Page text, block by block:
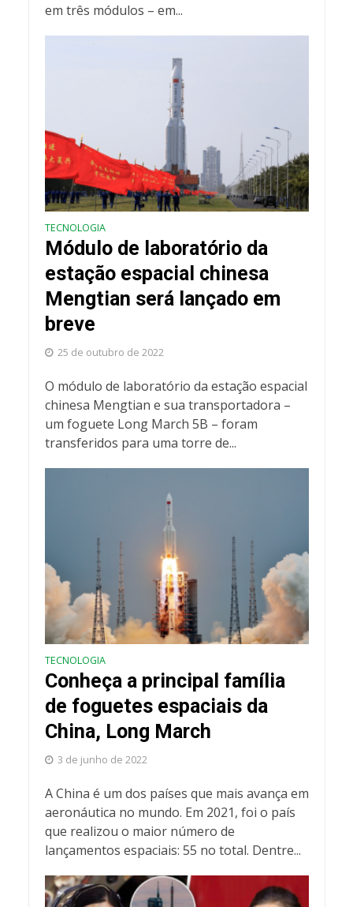
em três módulos – em...
TECNOLOGIA
Módulo de laboratório da
estação espacial chinesa
Mengtian será lançado em
breve
25 de outubro de 2022
O módulo de laboratório da estação espacial
chinesa Mengtian e sua transportadora –
um foguete Long March 5B – foram
transferidos para uma torre de...
TECNOLOGIA
Conheça a principal família
de foguetes espaciais da
China, Long March
3 de junho de 2022
A China é um dos países que mais avança em
aeronáutica no mundo. Em 2021, foi o país
que realizou o maior número de
lançamentos espaciais: 55 no total. Dentre...